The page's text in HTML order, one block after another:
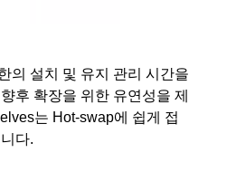
의 설치 및 유지 관리 시간을
후 확장을 위한 유연성을 제
는 Hot-swap에 쉽게 접
다.